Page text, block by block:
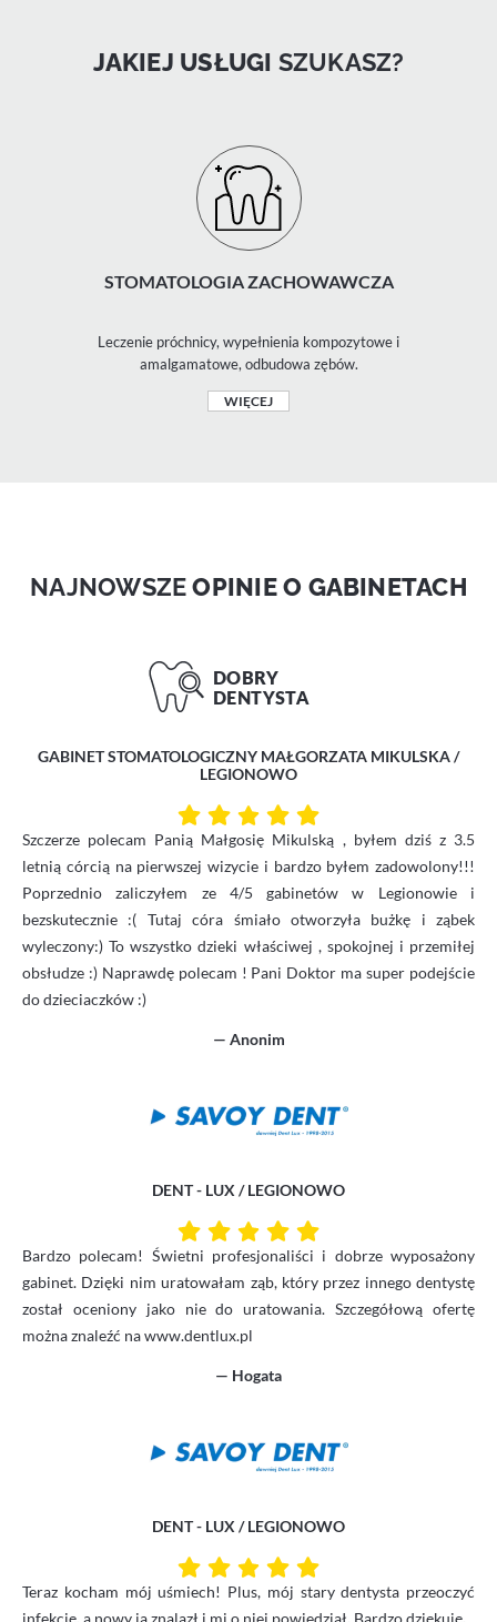
JAKIEJ USŁUGI SZUKASZ?
STOMATOLOGIA ZACHOWAWCZA
Leczenie próchnicy, wypełnienia kompozytowe i
amalgamatowe, odbudowa zębów.
WIĘCEJ
NAJNOWSZEOPINIE O GABINETACH
GABINET STOMATOLOGICZNY MAŁGORZATA MIKULSKA /
LEGIONOWO
Szczerze polecam Panią Małgosię Mikulską , byłem dziś z 3.5
letnią córcią na pierwszej wizycie i bardzo byłem zadowolony!!!
Poprzednio zaliczyłem ze 4/5 gabinetów w Legionowie i
bezskutecznie :( Tutaj córa śmiało otworzyła bużkę i ząbek
wyleczony:) To wszystko dzieki właściwej , spokojnej i przemiłej
obsłudze :) Naprawdę polecam ! Pani Doktor ma super podejście
do dzieciaczków :)
— Anonim
DENT - LUX / LEGIONOWO
Bardzo polecam! Świetni profesjonaliści i dobrze wyposażony
gabinet. Dzięki nim uratowałam ząb, który przez innego dentystę
został oceniony jako nie do uratowania. Szczegółową ofertę
można znaleźć na www.dentlux.pl
— Hogata
DENT - LUX / LEGIONOWO
Teraz kocham mój uśmiech! Plus, mój stary dentysta przeoczyć
infekcję, a nowy ją znalazł i mi o niej powiedział. Bardzo dziękuję.